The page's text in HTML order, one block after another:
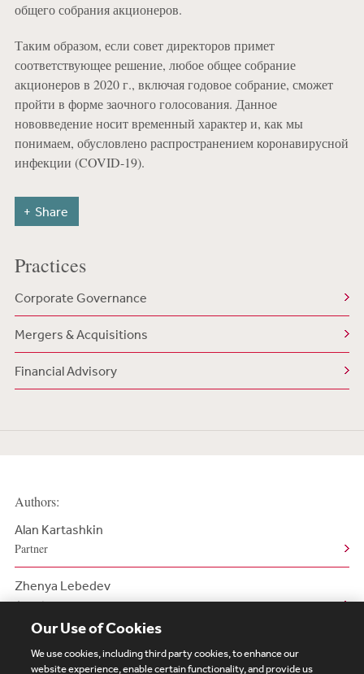
общего собрания акционеров.
Таким образом, если совет директоров примет
соответствующее решение, любое общее собрание
акционеров в 2020 г., включая годовое собрание, сможет
пройти в форме заочного голосования. Данное
нововведение носит временный характер и, как мы
понимаем, обусловлено распространением коронавирусной
инфекции (COVID-19).
Share
Practices
Corporate Governance
Mergers & Acquisitions
Financial Advisory
Authors:
Alan Kartashkin
Partner
Zhenya Lebedev
Associate
Our Use of Cookies
We use cookies, including third party cookies, to enhance our
website experience, enable certain functionality, and provide us